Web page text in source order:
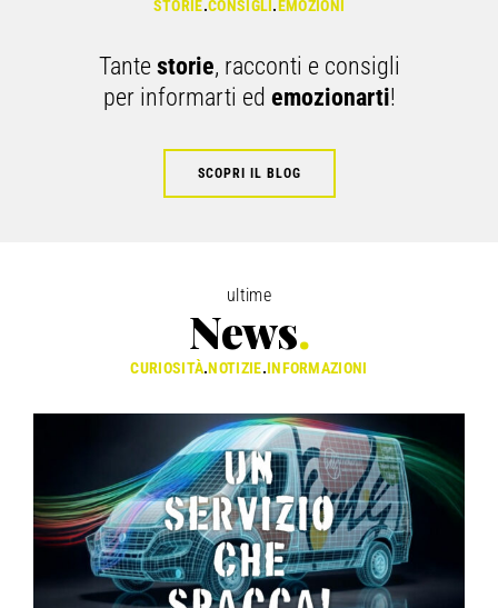
STORIE.CONSIGLI.EMOZIONI
Tante storie, racconti e consigli
per informarti ed emozionarti!
SCOPRI IL BLOG
ultime
News.
CURIOSITÀ.NOTIZIE.INFORMAZIONI